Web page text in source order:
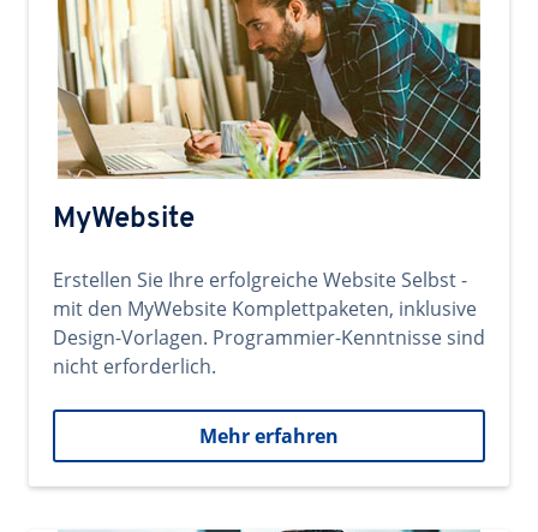
MyWebsite
Erstellen Sie Ihre erfolgreiche Website Selbst -
mit den MyWebsite Komplettpaketen, inklusive
Design-Vorlagen. Programmier-Kenntnisse sind
nicht erforderlich.
Mehr erfahren